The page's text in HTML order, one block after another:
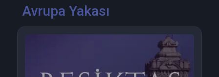
Avrupa Yakası